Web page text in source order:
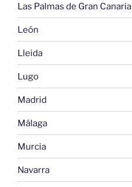
Las Palmas de Gran Canaria
León
Lleida
Lugo
Madrid
Málaga
Murcia
Navarra